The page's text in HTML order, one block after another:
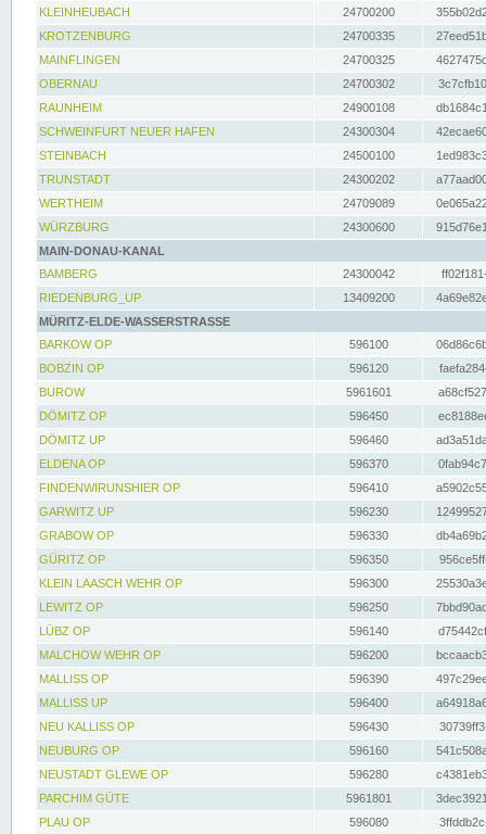
KLEINHEUBACH 24700200
KROTZENBURG
24700335
MAINFLINGEN
24700325
OBERNAU
24700302
RAUNHEIM
24900108
SCHWEINFURT NEUER HAFEN
24300304
STEINBACH
24500100
TRUNSTADT
24300202
WERTHEIM
24709089
WÜRZBURG
24300600
MAIN-DONAU-KANAL
BAMBERG
24300042
RIEDENBURG_UP
13409200
MÜRITZ-ELDE-WASSERSTRASSE
BARKOW OP
596100
BOBZIN OP
596120
BUROW
5961601
DÖMITZ OP
596450
DÖMITZ UP
596460
ELDENA OP
596370
FINDENWIRUNSHIER OP
596410
GARWITZ UP
596230
GRABOW OP
596330
GÜRITZ OP
596350
KLEIN LAASCH WEHR OP
596300
LEWITZ OP
596250
LÜBZ OP
596140
MALCHOW WEHR OP
596200
MALLISS OP
596390
MALLISS UP
596400
NEU KALLISS OP
596430
NEUBURG OP
596160
NEUSTADT GLEWE OP
596280
PARCHIM GÜTE
5961801
PLAU OP
596080